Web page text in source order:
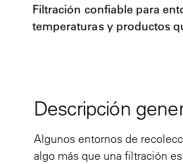
Filtración confiable para
temperaturas y productos
Descripción
Algunos entornos de
algo más que una filtración